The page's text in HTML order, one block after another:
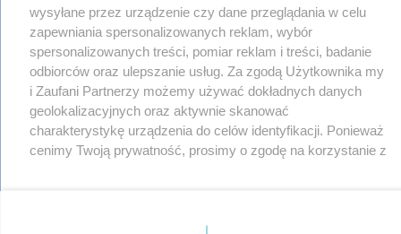
08-04 Ruszyła modernizacja remizy OSP w Pakości
08-04 Kolizja na Rąbinie. Policja szuka kierowcy Golfa
08-04 91-latek chciał pomnożyć oszczędności. Stracił ponad 10 tys.
zł
Polifonika z Inowrocławia zagrała na Harendzie. Muzyczny
hołd dla Jana Kasprowicza
Jest wykonawca remontu dachu sali gimastycznej
Wroński do radnych: Zamiast ingerować w prywatną własność
regulamin
reklama
redakcja
pliki cookies
prywatność
reklamacje
gowork.pl
oferty pracy
wysyłane przez urządzenie czy dane przeglądania w celu
zapewniania spersonalizowanych reklam, wybór
spersonalizowanych treści, pomiar reklam i treści, badanie
odbiorców oraz ulepszanie usług. Za zgodą Użytkownika my
i Zaufani Partnerzy możemy używać dokładnych danych
geolokalizacyjnych oraz aktywnie skanować
charakterystykę urządzenia do celów identyfikacji. Ponieważ
cenimy Twoją prywatność, prosimy o zgodę na korzystanie z
. Niektóre rodzaje przetwarzania